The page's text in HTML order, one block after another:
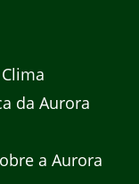
da Aurora
a Aurora